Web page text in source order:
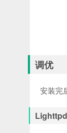
调优
安装完